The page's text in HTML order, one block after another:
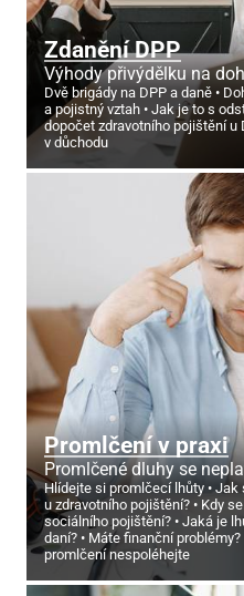
Zdanění DPP
Výhody přivýdělku na
Dvě brigády na DPP a daně
a pojistný vztah
Jak je to s
dopočet zdravotního pojištění u
v důchodu
Promlčení v praxi
Promlčené dluhy se
Hlídejte si promlčecí lhůty
Jak
u zdravotního pojištění?
Kdy
sociálního pojištění?
Jaká je
daní?
Máte finanční
promlčení nespoléhejte